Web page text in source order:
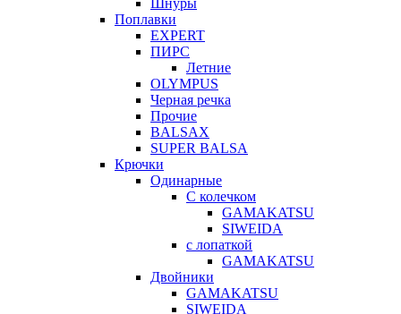
Шнуры
Поплавки
EXPERT
ПИРС
Летние
OLYMPUS
Черная речка
Прочие
BALSAX
SUPER BALSA
Крючки
Одинарные
С колечком
GAMAKATSU
SIWEIDA
с лопаткой
GAMAKATSU
Двойники
GAMAKATSU
SIWEIDA